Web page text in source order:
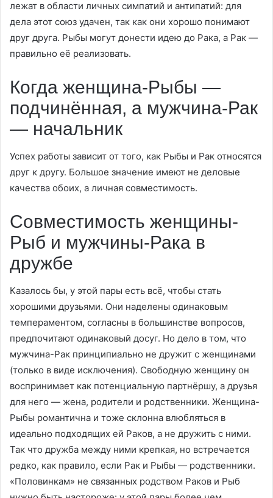
лежат в области личных симпатий и антипатий: для
дела этот союз удачен, так как они хорошо понимают
друг друга. Рыбы могут донести идею до Рака, а Рак —
правильно её реализовать.
Когда женщина-Рыбы —
подчинённая, а мужчина-Рак
— начальник
Успех работы зависит от того, как Рыбы и Рак относятся
друг к другу. Большое значение имеют не деловые
качества обоих, а личная совместимость.
Совместимость женщины-
Рыб и мужчины-Рака в
дружбе
Казалось бы, у этой пары есть всё, чтобы стать
хорошими друзьями. Они наделены одинаковым
темпераментом, согласны в большинстве вопросов,
предпочитают одинаковый досуг. Но дело в том, что
мужчина-Рак принципиально не дружит с женщинами
(только в виде исключения). Свободную женщину он
воспринимает как потенциальную партнёршу, а друзья
для него — жена, родители и родственники. Женщина-
Рыбы романтична и тоже склонна влюбляться в
идеально подходящих ей Раков, а не дружить с ними.
Так что дружба между ними крепкая, но встречается
редко, как правило, если Рак и Рыбы — родственники.
«Половинкам» не связанных родством Раков и Рыб